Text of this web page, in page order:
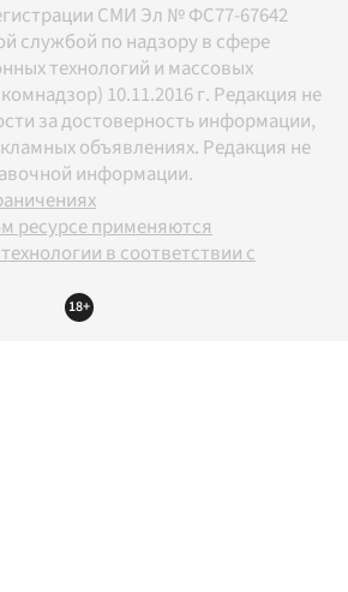
СМИ Эл № ФС77-67642
службой по надзору в сфере
технологий и массовых
10.11.2016 г. Редакция не
за достоверность информации,
объявлениях. Редакция не
информации.
ресурсе применяются
в соответствии с
18+